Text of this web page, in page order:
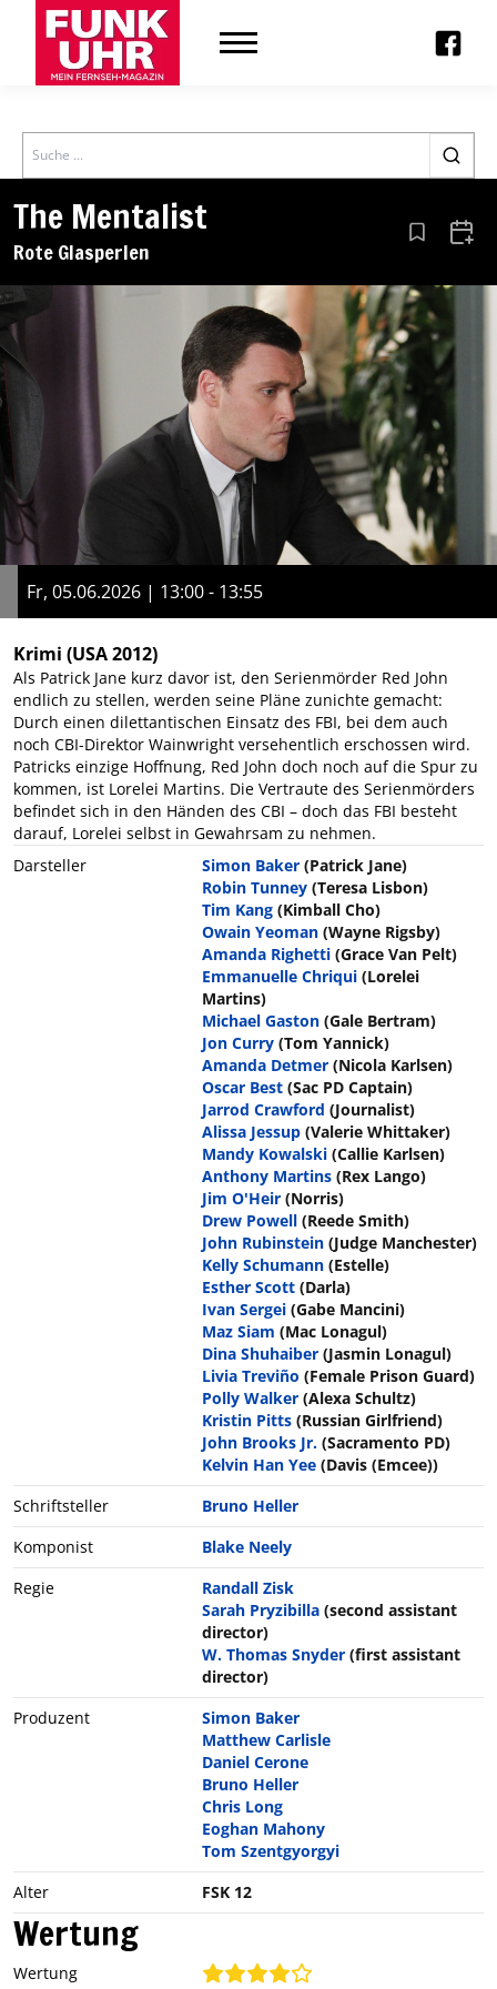
Search
The Mentalist
Rote Glasperlen Aus den
Fr, 05.06.2026 | 13:00 - 13:55
Krimi (USA 2012)
Als Patrick Jane kurz davor ist, den Serienmörder Red John
endlich zu stellen, werden seine Pläne zunichte gemacht:
Durch einen dilettantischen Einsatz des FBI, bei dem auch
noch CBI-Direktor Wainwright versehentlich erschossen wird.
Patricks einzige Hoffnung, Red John doch noch auf die Spur zu
kommen, ist Lorelei Martins. Die Vertraute des Serienmörders
befindet sich in den Händen des CBI – doch das FBI besteht
darauf, Lorelei selbst in Gewahrsam zu nehmen.
Darsteller
Simon Baker (Patrick Jane)
Robin Tunney (Teresa Lisbon)
Tim Kang (Kimball Cho)
Owain Yeoman (Wayne Rigsby)
Amanda Righetti (Grace Van Pelt)
Emmanuelle Chriqui (Lorelei
Martins)
Michael Gaston (Gale Bertram)
Jon Curry (Tom Yannick)
Amanda Detmer (Nicola Karlsen)
Oscar Best (Sac PD Captain)
Jarrod Crawford (Journalist)
Alissa Jessup (Valerie Whittaker)
Mandy Kowalski (Callie Karlsen)
Anthony Martins (Rex Lango)
Jim O'Heir (Norris)
Drew Powell (Reede Smith)
John Rubinstein (Judge Manchester)
Kelly Schumann (Estelle)
Esther Scott (Darla)
Ivan Sergei (Gabe Mancini)
Maz Siam (Mac Lonagul)
Dina Shuhaiber (Jasmin Lonagul)
Livia Treviño (Female Prison Guard)
Polly Walker (Alexa Schultz)
Kristin Pitts (Russian Girlfriend)
John Brooks Jr. (Sacramento PD)
Kelvin Han Yee (Davis (Emcee))
Schriftsteller
Bruno Heller
Komponist
Blake Neely
Regie
Randall Zisk
Sarah Pryzibilla (second assistant
director)
W. Thomas Snyder (first assistant
director)
Produzent
Simon Baker
Matthew Carlisle
Daniel Cerone
Bruno Heller
Chris Long
Eoghan Mahony
Tom Szentgyorgyi
Alter
FSK 12
Wertung
Wertung